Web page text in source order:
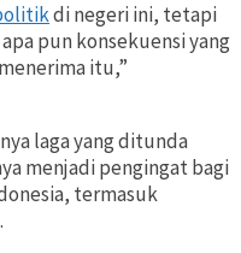
di negeri ini, tetapi
pun konsekuensi yang
itu,”
laga yang ditunda
menjadi pengingat bagi
termasuk